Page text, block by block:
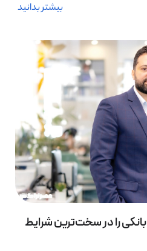
بیشتر بدانید
را در سخت‌ترین شرایط